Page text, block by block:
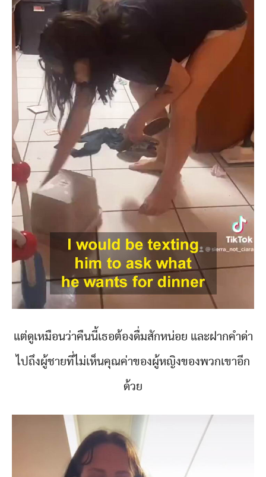
แต่ดูเหมือนว่าคืนนี้เธอต้องดื่มสักหน่อย และฝากคำด่า
ไปถึงผู้ชายที่ไม่เห็นคุณค่าของผู้หญิงของพวกเขาอีก
ด้วย